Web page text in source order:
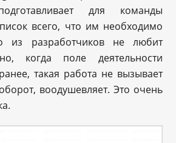
для команды
всего, что им необходимо
из разработчиков не любит
когда поле деятельности
такая работа не вызывает
воодушевляет. Это очень